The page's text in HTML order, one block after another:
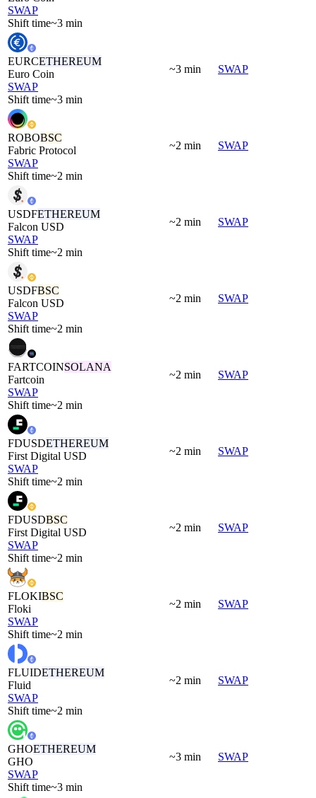
SWAP
Shift time~3 min
EURCETHEREUM
Euro Coin
SWAP
Shift time~3 min
~3 min SWAP
ROBOBSC
Fabric Protocol
SWAP
Shift time~2 min
~2 min SWAP
USDFETHEREUM
Falcon USD
SWAP
Shift time~2 min
~2 min SWAP
USDFBSC
Falcon USD
SWAP
Shift time~2 min
~2 min SWAP
FARTCOINSOLANA
Fartcoin
SWAP
Shift time~2 min
~2 min SWAP
FDUSDETHEREUM
First Digital USD
SWAP
Shift time~2 min
~2 min SWAP
FDUSDBSC
First Digital USD
SWAP
Shift time~2 min
~2 min SWAP
FLOKIBSC
Floki
SWAP
Shift time~2 min
~2 min SWAP
FLUIDETHEREUM
Fluid
SWAP
Shift time~2 min
~2 min SWAP
GHOETHEREUM
GHO
SWAP
Shift time~3 min
~3 min SWAP